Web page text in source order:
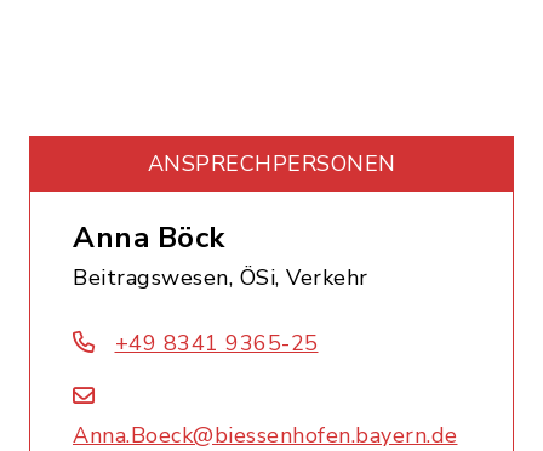
ANSPRECHPERSONEN
Anna Böck
Beitragswesen, ÖSi, Verkehr
+49 8341 9365-25
Anna.Boeck@biessenhofen.bayern.de